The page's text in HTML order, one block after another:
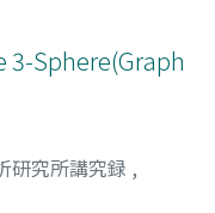
3-Sphere(Graph
研究所講究録 ,